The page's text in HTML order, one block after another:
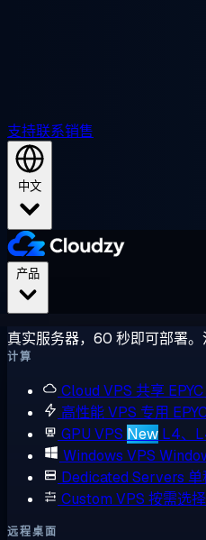
支持联系销售
中文
真实服务器，60 秒即可部署。
计算
Cloud VPS 共享
高性能 VPS 专用
GPU VPS New L4、
Windows VPS
Dedicated Servers 单
Custom VPS 按需选
远程桌面